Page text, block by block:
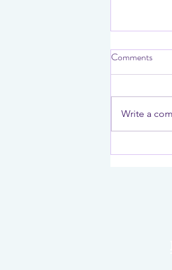
Micron
Comments
Write a